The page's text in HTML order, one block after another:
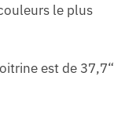
le plus
est de 37,7“